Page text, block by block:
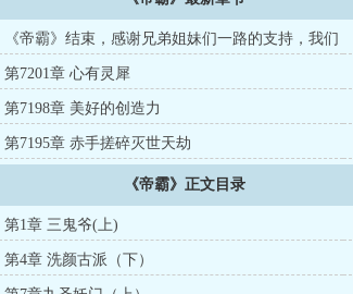
《帝霸》结束，感谢兄弟姐妹们一路的支持，我们
新书再见。
第7201章 心有灵犀
第7198章 美好的创造力
第7195章 赤手搓碎灭世天劫
《帝霸》正文目录
第1章 三鬼爷(上)
第4章 洗颜古派（下）